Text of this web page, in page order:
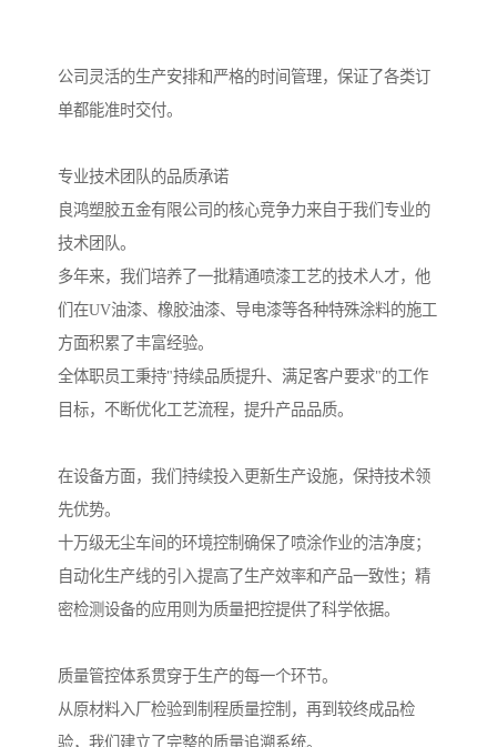
公司灵活的生产安排和严格的时间管理，保证了各类订
单都能准时交付。
专业技术团队的品质承诺
良鸿塑胶五金有限公司的核心竞争力来自于我们专业的
技术团队。
多年来，我们培养了一批精通喷漆工艺的技术人才，他
们在UV油漆、橡胶油漆、导电漆等各种特殊涂料的施工
方面积累了丰富经验。
全体职员工秉持"持续品质提升、满足客户要求"的工作
目标，不断优化工艺流程，提升产品品质。
在设备方面，我们持续投入更新生产设施，保持技术领
先优势。
十万级无尘车间的环境控制确保了喷涂作业的洁净度；
自动化生产线的引入提高了生产效率和产品一致性；精
密检测设备的应用则为质量把控提供了科学依据。
质量管控体系贯穿于生产的每一个环节。
从原材料入厂检验到制程质量控制，再到较终成品检
验，我们建立了完整的质量追溯系统。